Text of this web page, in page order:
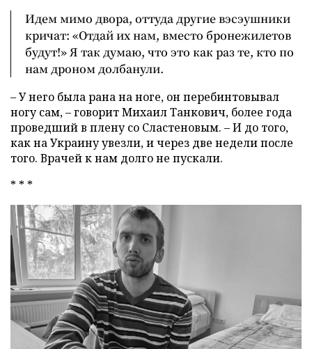
Идем мимо двора, оттуда другие вэсэушники
кричат: «Отдай их нам, вместо бронежилетов
будут!» Я так думаю, что это как раз те, кто по
нам дроном долбанули.
– У него была рана на ноге, он перебинтовывал
ногу сам, – говорит Михаил Танкович, более года
проведший в плену со Сластеновым. – И до того,
как на Украину увезли, и через две недели после
того. Врачей к нам долго не пускали.
* * *